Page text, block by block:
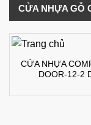
CỬA NHỰA GỖ
CỬA NHỰA
DOOR-12-2